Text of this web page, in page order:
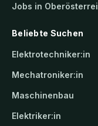
Jobs in
Beliebte Suchen
Elektrotechniker:in
Mechatroniker:in
Maschinenbau
Elektriker:in